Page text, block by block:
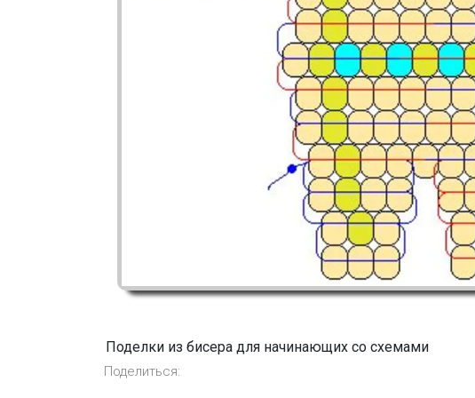
Поделки из бисера для начинающих со схемами
Поделиться: